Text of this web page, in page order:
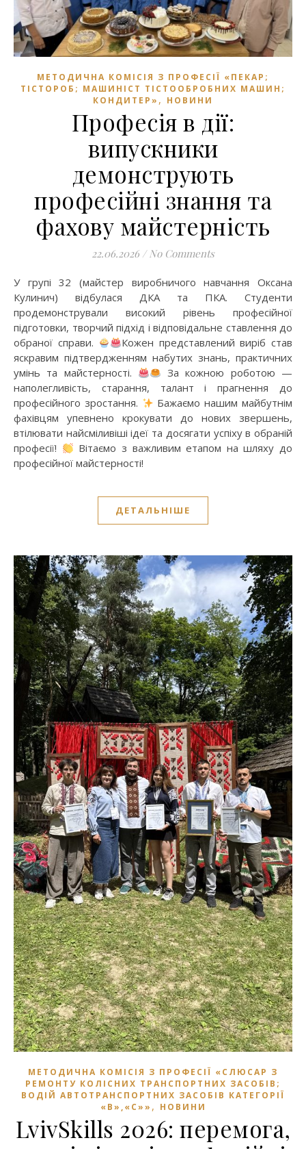
МЕТОДИЧНА КОМІСІЯ З ПРОФЕСІЇ «ПЕКАР;
ТІСТОРОБ; МАШИНІСТ ТІСТООБРОБНИХ МАШИН;
КОНДИТЕР» , НОВИНИ
Професія в дії:
випускники
демонструють
професійні знання та
фахову майстерність
22.06.2026 / No Comments
У групі 32 (майстер виробничого навчання Оксана
Кулинич) відбулася ДКА та ПКА. Студенти
продемонстрували високий рівень професійної
підготовки, творчий підхід і відповідальне ставлення до
обраної справи.
Кожен представлений виріб став
яскравим підтвердженням набутих знань, практичних
умінь та майстерності.
За кожною роботою —
наполегливість, старання, талант і прагнення до
професійного зростання.
Бажаємо нашим майбутнім
фахівцям упевнено крокувати до нових звершень,
втілювати найсміливіші ідеї та досягати успіху в обраній
професії!
Вітаємо з важливим етапом на шляху до
професійної майстерності!
ДЕТАЛЬНІШЕ
МЕТОДИЧНА КОМІСІЯ З ПРОФЕСІЇ «СЛЮСАР З
РЕМОНТУ КОЛІСНИХ ТРАНСПОРТНИХ ЗАСОБІВ;
ВОДІЙ АВТОТРАНСПОРТНИХ ЗАСОБІВ КАТЕГОРІЇ
«В»,«С»» , НОВИНИ
LvivSkills 2026: перемога,